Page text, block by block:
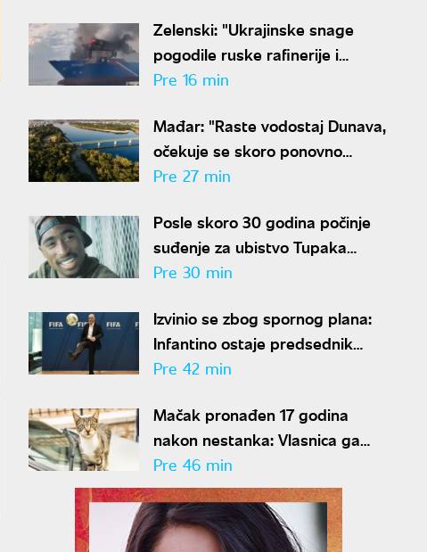
Zelenski: "Ukrajinske snage
pogodile ruske rafinerije i
brodove u Crnom moru"
Pre 16 min
Mađar: "Raste vodostaj Dunava,
očekuje se skoro ponovno
pokretanje Pakša"
Pre 27 min
Posle skoro 30 godina počinje
suđenje za ubistvo Tupaka
Šakura: Isplivali novi detalji
Pre 30 min
Izvinio se zbog spornog plana:
Infantino ostaje predsednik
FIFA-e
Pre 42 min
Mačak pronađen 17 godina
nakon nestanka: Vlasnica ga
prepoznala čim ga je ugledala
Pre 46 min